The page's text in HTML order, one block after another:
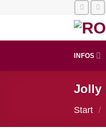
INFOS
Jolly
Start /